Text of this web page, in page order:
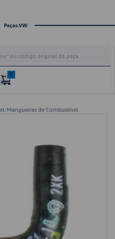
0
/Mangueiras de Combustível